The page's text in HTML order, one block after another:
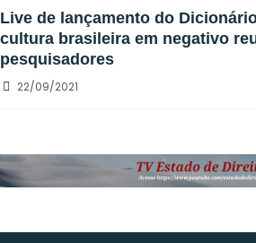
Live de lançamento do
cultura brasileira em negativo
pesquisadores
22/09/2021